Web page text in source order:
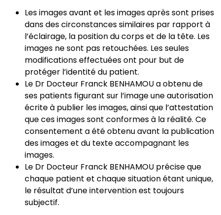
Les images avant et les images après sont prises
dans des circonstances similaires par rapport à
l’éclairage, la position du corps et de la tête. Les
images ne sont pas retouchées. Les seules
modifications effectuées ont pour but de
protéger l’identité du patient.
Le Dr Docteur Franck BENHAMOU a obtenu de
ses patients figurant sur l’image une autorisation
écrite à publier les images, ainsi que l’attestation
que ces images sont conformes à la réalité. Ce
consentement a été obtenu avant la publication
des images et du texte accompagnant les
images.
Le Dr Docteur Franck BENHAMOU précise que
chaque patient et chaque situation étant unique,
le résultat d’une intervention est toujours
subjectif.